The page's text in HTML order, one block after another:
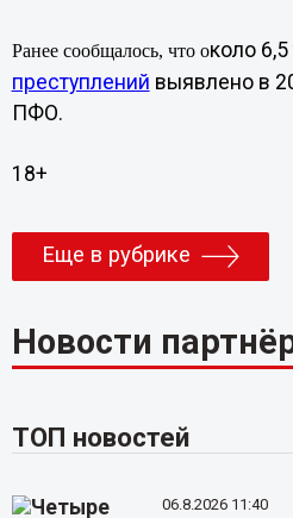
Ранее сообщалось, что около
преступлений выявлено в
ПФО.
18+
Еще в рубрике
Новости
ТОП новостей
06.8.2026 11:40